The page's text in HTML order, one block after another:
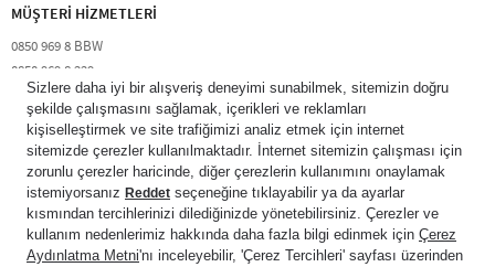
MÜŞTERİ HİZMETLERİ​
0850 969 8 BBW​
0850 969 8 229​​
destek@bathandbodyworks.com.tr
Resmi tatiller hariç hafta içi 09:00 – 18:00 saatleri arası​
© 2026 Bath & Body Works Direct Inc. Shaya Mağazacılık A.Ş. Franchise
lisansı aracılığıyla işletilen ticari markasıdır. Her hakkı saklıdır.